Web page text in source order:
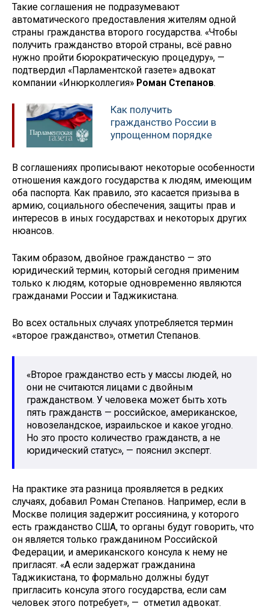
Такие соглашения не подразумевают
автоматического предоставления жителям одной
страны гражданства второго государства. «Чтобы
получить гражданство второй страны, всё равно
нужно пройти бюрократическую процедуру», —
подтвердил «Парламентской газете» адвокат
компании «Инюрколлегия» Роман Степанов.
Как получить
гражданство России в
упрощенном порядке
В соглашениях прописывают некоторые особенности
отношения каждого государства к людям, имеющим
оба паспорта. Как правило, это касается призыва в
армию, социального обеспечения, защиты прав и
интересов в иных государствах и некоторых других
нюансов.
Таким образом, двойное гражданство — это
юридический термин, который сегодня применим
только к людям, которые одновременно являются
гражданами России и Таджикистана.
Во всех остальных случаях употребляется термин
«второе гражданство», отметил Степанов.
«Второе гражданство есть у массы людей, но
они не считаются лицами с двойным
гражданством. У человека может быть хоть
пять гражданств — российское, американское,
новозеландское, израильское и какое угодно.
Но это просто количество гражданств, а не
юридический статус», — пояснил эксперт.
На практике эта разница проявляется в редких
случаях, добавил Роман Степанов. Например, если в
Москве полиция задержит россиянина, у которого
есть гражданство США, то органы будут говорить, что
он является только гражданином Российской
Федерации, и американского консула к нему не
пригласят. «А если задержат гражданина
Таджикистана, то формально должны будут
пригласить консула этого государства, если сам
человек этого потребует», — отметил адвокат.